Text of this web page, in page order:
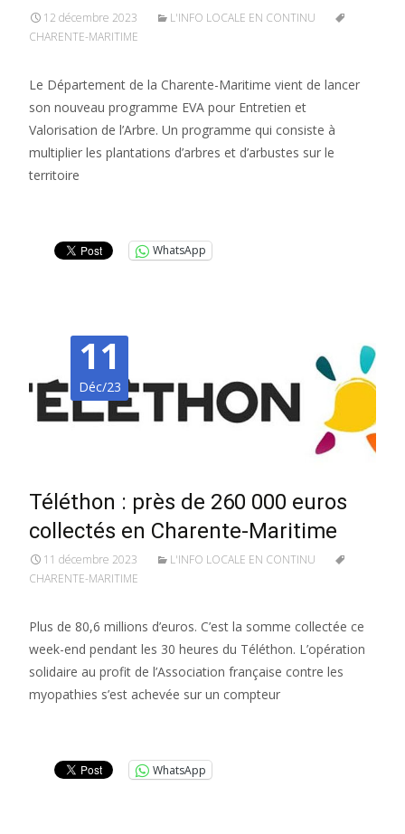
12 décembre 2023
L'INFO LOCALE EN CONTINU
CHARENTE-MARITIME
Le Département de la Charente-Maritime vient de lancer
son nouveau programme EVA pour Entretien et
Valorisation de l’Arbre. Un programme qui consiste à
multiplier les plantations d’arbres et d’arbustes sur le
territoire
WhatsApp
11
Déc/23
Téléthon : près de 260 000 euros
collectés en Charente-Maritime
11 décembre 2023
L'INFO LOCALE EN CONTINU
CHARENTE-MARITIME
Plus de 80,6 millions d’euros. C’est la somme collectée ce
week-end pendant les 30 heures du Téléthon. L’opération
solidaire au profit de l’Association française contre les
myopathies s’est achevée sur un compteur
WhatsApp